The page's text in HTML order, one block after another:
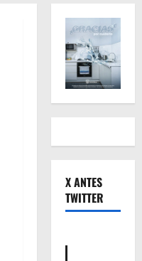
X ANTES
TWITTER